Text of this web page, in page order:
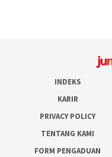
INDEKS
KARIR
PRIVACY POLICY
TENTANG KAMI
FORM PENGADUAN